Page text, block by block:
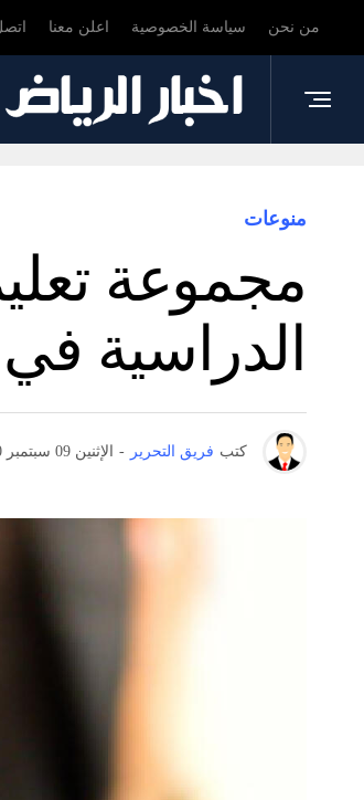
من نحن سياسة الخصوصية اعلن معنا
منوعات
مجموعة
الدراسية في
كتب فريق التحرير - الإثنين 09 سبتمبر 9:00 م